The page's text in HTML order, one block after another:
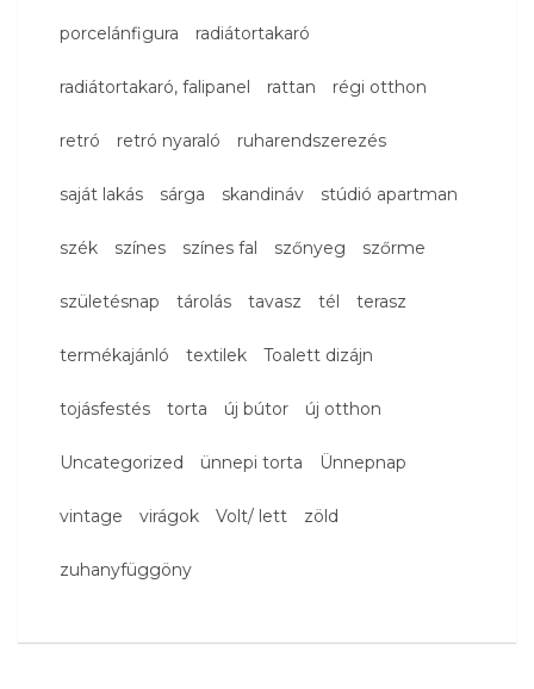
porcelánfigura radiátortakaró
radiátortakaró, falipanel rattan régi otthon
retró retró nyaraló ruharendszerezés
saját lakás sárga skandináv stúdió apartman
szék színes színes fal szőnyeg szőrme
születésnap tárolás tavasz tél terasz
termékajánló textilek Toalett dizájn
tojásfestés torta új bútor új otthon
Uncategorized ünnepi torta Ünnepnap
vintage virágok Volt/ lett zöld
zuhanyfüggöny